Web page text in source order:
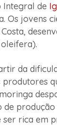
Integral de
Os jovens
da
de
rica em